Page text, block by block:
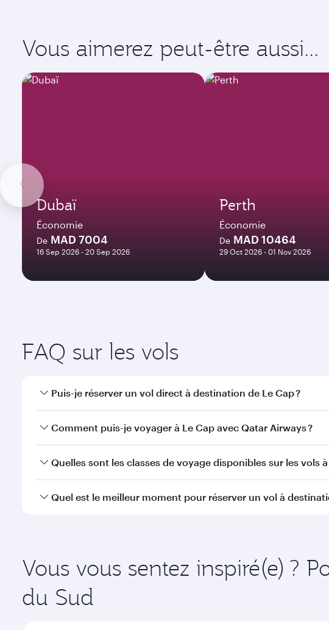
Vous aimerez peut-être aussi...
Dubaï
Économie
De MAD 7004
16 Sep 2026 - 20 Sep 2026
Perth
Économie
De MAD 10464
29 Oct 2026 - 01 Nov 2026
FAQ sur les vols
Puis-je réserver un vol direct à destination de Le Cap ?
Oui, Qatar Airways opère des vols directs vers Le Cap.
Comment puis-je voyager à Le Cap avec Qatar Airways ?
Vous pouvez voyager directement à Le Cap avec Qatar
Quelles sont les classes de voyage disponibles sur les vols
La disponibilité des classes de voyage dépend de l'itinéraire
Quel est le meilleur moment pour réserver un vol à
Vous vous sentez inspiré(e) ?
du Sud